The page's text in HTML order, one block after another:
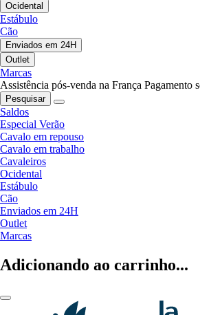
Ocidental
Estábulo
Cão
Enviados em 24H
Outlet
Marcas
Assistência pós-venda na França Pagamento
Pesquisar
Saldos
Especial Verão
Cavalo em repouso
Cavalo em trabalho
Cavaleiros
Ocidental
Estábulo
Cão
Enviados em 24H
Outlet
Marcas
Adicionando ao carrinho...